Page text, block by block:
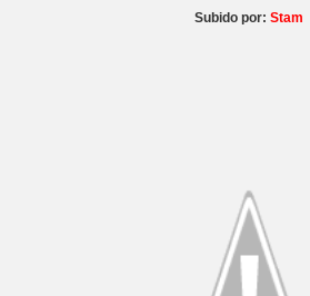
Subido por: Stam